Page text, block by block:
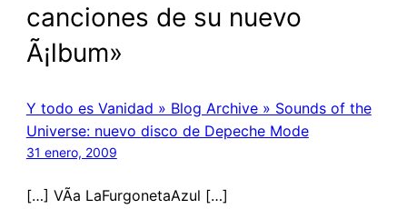
canciones de su nuevo
Ã¡lbum»
Y todo es Vanidad » Blog Archive » Sounds of the
Universe: nuevo disco de Depeche Mode
31 enero, 2009
[…] VÃ­a LaFurgonetaAzul […]